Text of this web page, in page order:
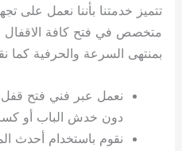
تتميز خدمتنا بأننا نعمل
متخصص في فتح كافة الاقفال
بمنتهى السرعة والحرفية كما
نعمل عبر فني فتح قفل
دون خدش الباب أو
نقوم باستخدام أحدث